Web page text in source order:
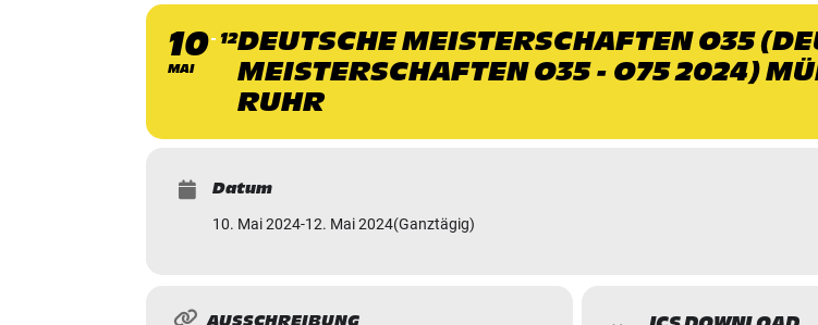
10
MAI
12DEUTSCHE MEISTERSCHAFTEN O35
MEISTERSCHAFTEN O35 - O75 2024)
RUHR
Datum
10. Mai 2024-12. Mai 2024(Ganztägig)
AUSSCHREIBUNG